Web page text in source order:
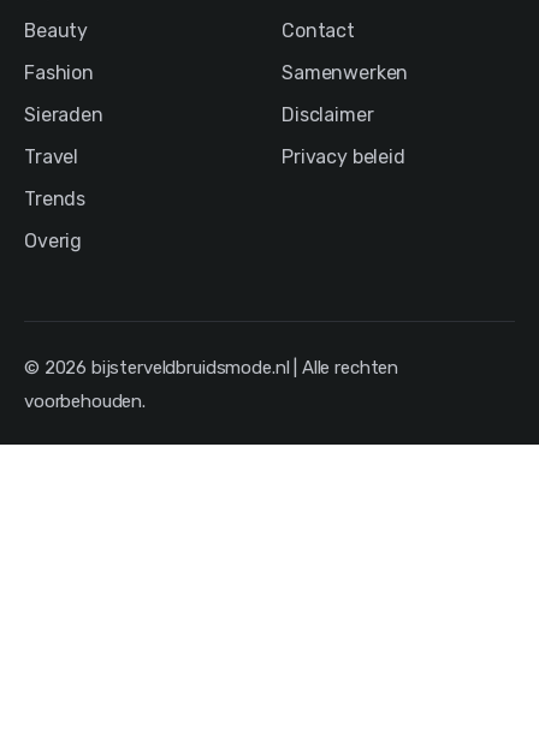
Beauty
Fashion
Sieraden
Travel
Trends
Overig
Contact
Samenwerken
Disclaimer
Privacy beleid
© 2026 bijsterveldbruidsmode.nl | Alle rechten
voorbehouden.